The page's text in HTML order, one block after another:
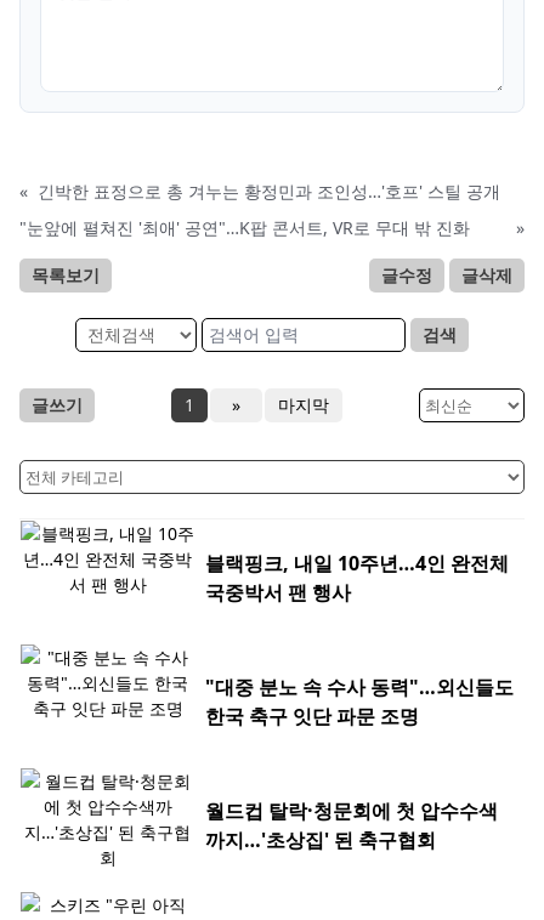
« 긴박한 표정으로 총 겨누는 황정민과 조인성…'호프' 스틸 공개
"눈앞에 펼쳐진 '최애' 공연"…K팝 콘서트, VR로 무대 밖 진화
»
목록보기 글수정 글삭제
검색
글쓰기 1 » 마지막
블랙핑크, 내일 10주년…4인 완전체
국중박서 팬 행사
"대중 분노 속 수사 동력"…외신들도
한국 축구 잇단 파문 조명
월드컵 탈락·청문회에 첫 압수수색
까지…'초상집' 된 축구협회